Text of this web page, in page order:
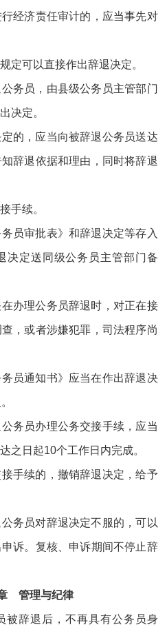
经济责任审计的，应当事先对
可以直接作出辞退决定。
员，由县级公务员主管部门
决定。
，应当向被辞退公务员送达
辞退依据和理由，同时将辞退
手续。
审批表》和辞退决定等存入
决定送同级公务员主管部门备
理公务员辞退时，对正在接
，或者涉嫌犯罪，司法程序尚
通知书》应当在作出辞退决
员办理公务交接手续，应当
之日起10个工作日内完成。
续的，撤销辞退决定，给予
员对辞退决定不服的，可以
诉。复核、申诉期间不停止辞
管理与纪律
退后，不再具有公务员身